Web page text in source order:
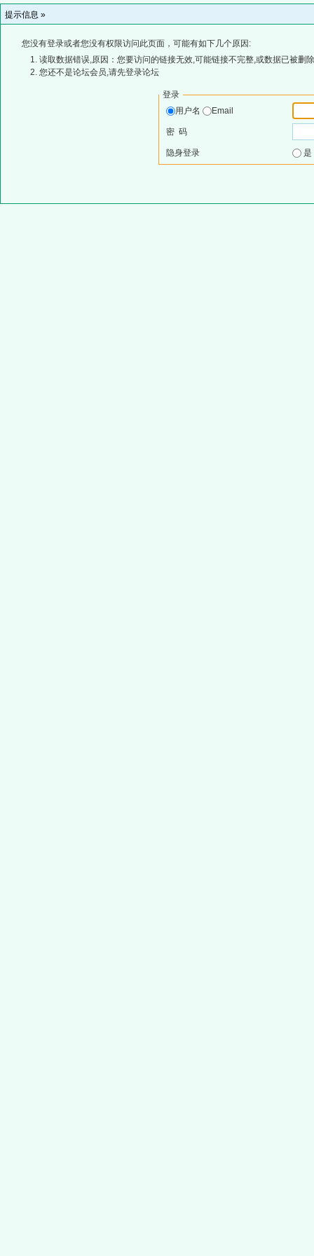
提示信息 »
您没有登录或者您没有权限访问此页面，可能有如下几个原因:
读取数据错误,原因：您要访问的链接无效,可能链接不完整,或数据已被删
您还不是论坛会员,请先登录论坛
登录
用户名
Email
密 码
隐身登录